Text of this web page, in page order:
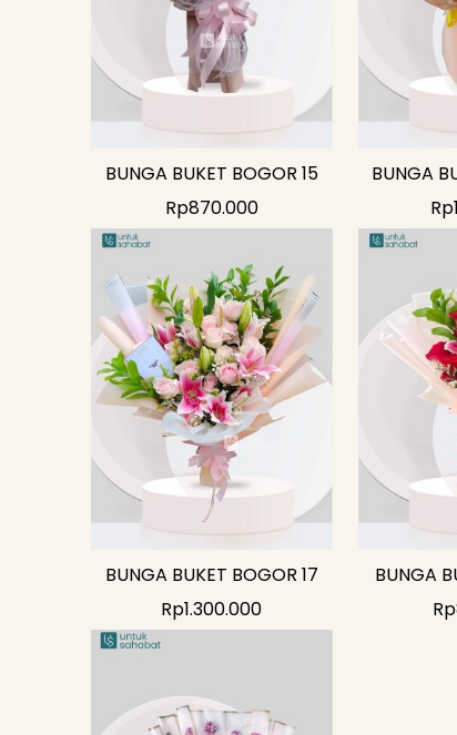
BUNGA BUKET BOGOR 15
Rp870.000
BUNGA
Rp
BUNGA BUKET BOGOR 17
Rp1.300.000
BUNGA
Rp